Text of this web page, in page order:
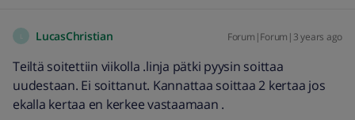
LucasChristian Forum|Forum|3 years ago
Teiltä soitettiin viikolla .linja pätki pyysin soittaa
uudestaan. Ei soittanut. Kannattaa soittaa 2 kertaa jos
ekalla kertaa en kerkee vastaamaan .